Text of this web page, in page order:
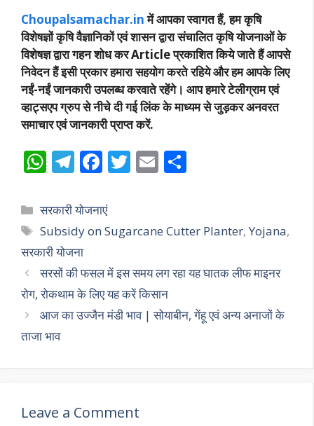
Choupalsamachar.inमें आपका स्वागत हैं, हम कृषि
विशेषज्ञों कृषि वैज्ञानिकों एवं शासन द्वारा संचालित कृषि योजनाओं के
विशेषज्ञ द्वारा गहन शोध कर Article प्रकाशित किये जाते हैं आपसे
निवेदन हैं इसी प्रकार हमारा सहयोग करते रहिये और हम आपके लिए
नईं-नईं जानकारी उपलब्ध करवाते रहेंगे। आप हमारे टेलीग्राम एवं
व्हाट्सएप ग्रुप से नीचे दी गई लिंक के माध्यम से जुड़कर अनवरत
समाचार एवं जानकारी प्राप्त करें.
W
at
s
A
p
p
T
e
gr
a
m
F
e
b
o
k
T
er
E
l e
Categories
सरकारी योजनाएं
Tags
Subsidy on Sugarcane Cutter Planter,Yojana,
सरकारी योजना
सरसों की फसल में इस समय लग रहा यह घातक लीफ माइनर
रोग, रोकथाम के लिए यह करें किसान
आज का उज्जैन मंडी भाव | सोयाबीन, गेंहू एवं अन्य अनाजों के
ताजा भाव
Leave a Comment